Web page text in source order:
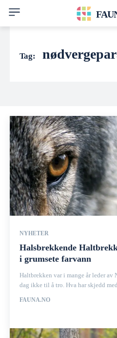
Tag:
NYHETER
Halsbrekkende
i grumsete farvann
Haltbrekken var i mange år leder av
dag ikke til å tro. Hva har skjedd
FAUNA.NO